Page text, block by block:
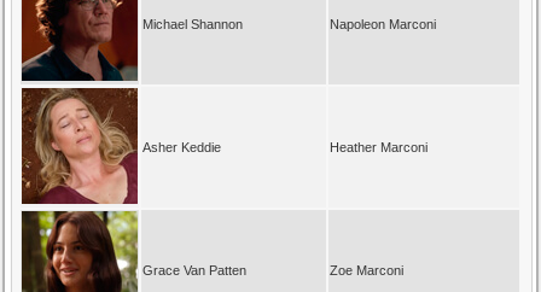
Michael Shannon Napoleon Marconi
Asher Keddie Heather Marconi
Grace Van Patten Zoe Marconi